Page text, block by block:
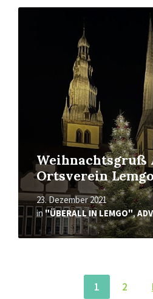
Weihnachtsgruß
Ortsverein Lemgo
23. Dezember 2021
in "ÜBERALL IN LEMGO",
Mehr
1 2